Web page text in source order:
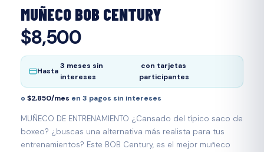
MUÑECO BOB CENTURY
$8,500
Hasta
3 meses sin
intereses
con tarjetas
participantes
o $2,850/mes en 3 pagos sin intereses
MUÑECO DE ENTRENAMIENTO ¿Cansado del típico saco de
boxeo? ¿buscas una alternativa más realista para tus
entrenamientos? Este BOB Century, es el mejor muñeco